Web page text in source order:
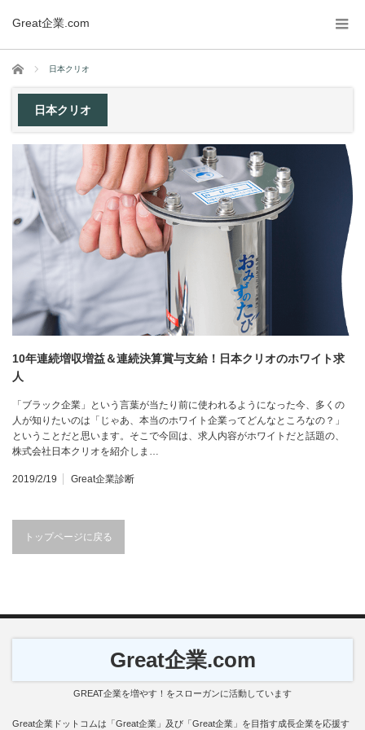
Great企業.com
ホーム 日本クリオ
日本クリオ
10年連続増収増益＆連続決算賞与支給！日本クリオのホワイト求
人
「ブラック企業」という言葉が当たり前に使われるようになった今、多くの
人が知りたいのは「じゃあ、本当のホワイト企業ってどんなところなの？」
ということだと思います。そこで今回は、求人内容がホワイトだと話題の、
株式会社日本クリオを紹介しま…
2019/2/19 Great企業診断
トップページに戻る
Great企業.com
GREAT企業を増やす！をスローガンに活動しています
Great企業ドットコムは「Great企業」及び「Great企業」を目指す成長企業を応援す